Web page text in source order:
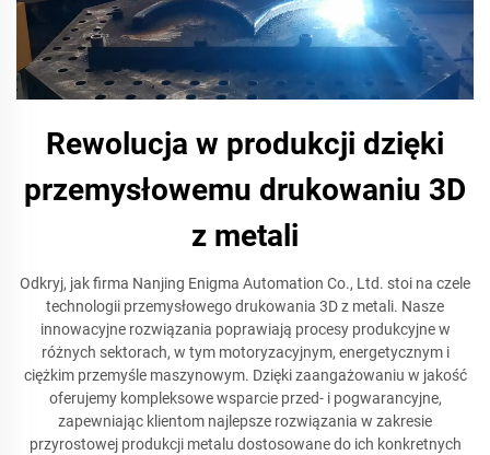
Rewolucja w produkcji dzięki
przemysłowemu drukowaniu 3D
z metali
Odkryj, jak firma Nanjing Enigma Automation Co., Ltd. stoi na czele
technologii przemysłowego drukowania 3D z metali. Nasze
innowacyjne rozwiązania poprawiają procesy produkcyjne w
różnych sektorach, w tym motoryzacyjnym, energetycznym i
ciężkim przemyśle maszynowym. Dzięki zaangażowaniu w jakość
oferujemy kompleksowe wsparcie przed- i pogwarancyjne,
zapewniając klientom najlepsze rozwiązania w zakresie
przyrostowej produkcji metalu dostosowane do ich konkretnych